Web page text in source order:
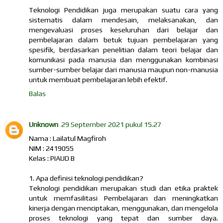
Teknologi Pendidikan juga merupakan suatu cara yang
sistematis dalam mendesain, melaksanakan, dan
mengevaluasi proses keseluruhan dari belajar dan
pembelajaran dalam betuk tujuan pembelajaran yang
spesifik, berdasarkan penelitian dalam teori belajar dan
komunikasi pada manusia dan menggunakan kombinasi
sumber-sumber belajar dari manusia maupun non-manusia
untuk membuat pembelajaran lebih efektif.
Balas
Unknown 29 September 2021 pukul 15.27
Nama : Lailatul Magfiroh
NIM : 2419055
Kelas : PIAUD B
1. Apa definisi teknologi pendidikan?
Teknologi pendidikan merupakan studi dan etika praktek
untuk memfasilitasi Pembelajaran dan meningkatkan
kinerja dengan menciptakan, menggunakan, dan mengelola
proses teknologi yang tepat dan sumber daya.